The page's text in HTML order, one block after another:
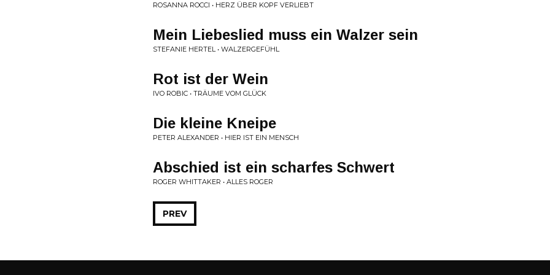
ROSANNA ROCCI • HERZ ÜBER KOPF VERLIEBT
Mein Liebeslied muss ein Walzer sein
STEFANIE HERTEL • WALZERGEFÜHL
Rot ist der Wein
IVO ROBIC • TRÄUME VOM GLÜCK
Die kleine Kneipe
PETER ALEXANDER • HIER IST EIN MENSCH
Abschied ist ein scharfes Schwert
ROGER WHITTAKER • ALLES ROGER
PREV